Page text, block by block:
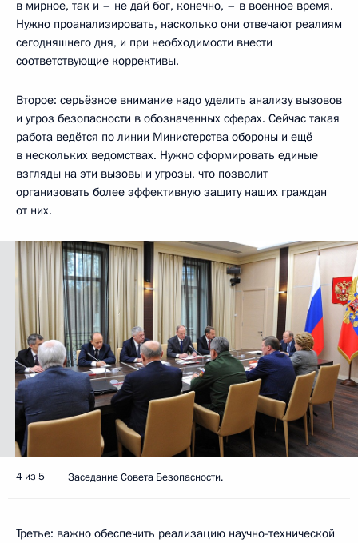
в мирное, так и – не дай бог, конечно, – в военное время.
Нужно проанализировать, насколько они отвечают реалиям
сегодняшнего дня, и при необходимости внести
соответствующие коррективы.
Второе: серьёзное внимание надо уделить анализу вызовов
и угроз безопасности в обозначенных сферах. Сейчас такая
работа ведётся по линии Министерства обороны и ещё
в нескольких ведомствах. Нужно сформировать единые
взгляды на эти вызовы и угрозы, что позволит
организовать более эффективную защиту наших граждан
от них.
4 из 5 Заседание Совета Безопасности.
Третье: важно обеспечить реализацию научно-технической